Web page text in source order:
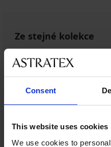
Consent
This website uses cookies
We use cookies to
Ze stejné kolekce